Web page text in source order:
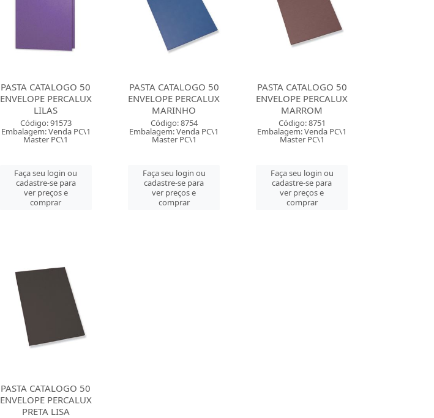
PASTA CATALOGO 50
ENVELOPE PERCALUX
LILAS
Código: 91573
Embalagem: Venda PC\1
Master PC\1
Faça seu login ou
cadastre-se para
ver preços e
comprar
PASTA CATALOGO 50
ENVELOPE PERCALUX
MARINHO
Código: 8754
Embalagem: Venda PC\1
Master PC\1
Faça seu login ou
cadastre-se para
ver preços e
comprar
PASTA CATALOGO 50
ENVELOPE PERCALUX
MARROM
Código: 8751
Embalagem: Venda PC\1
Master PC\1
Faça seu login ou
cadastre-se para
ver preços e
comprar
PASTA CATALOGO 50
ENVELOPE PERCALUX
PRETA LISA